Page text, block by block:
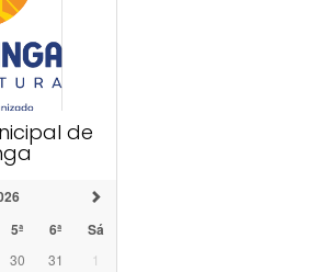
de
5ª 6ª Sá
30 31
1